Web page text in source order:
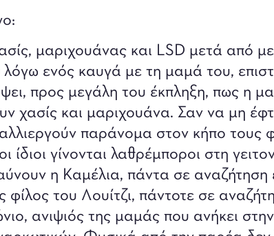
μαριχουάνας και LSD μετά από
λόγω ενός καυγά με τη μαμά του,
προς μεγάλη του έκπληξη, πως η
χασίς και μαριχουάνα. Σαν να μη
παράνομα στον κήπο τους
ίδιοι γίνονται λαθρέμποροι στη
η Καμέλια, πάντα σε αναζήτηση
του Λουίτζι, πάντοτε σε
ανιψιός της μαμάς που ανήκει στην